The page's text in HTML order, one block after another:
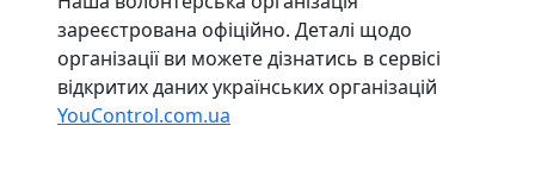
зареєстрована офіційно. Деталі щодо
організації ви можете дізнатись в сервісі
відкритих даних українських організацій
YouControl.com.ua